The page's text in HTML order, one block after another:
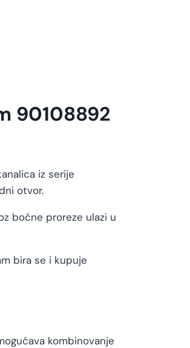
90108892
iz serije
otvor.
bočne proreze ulazi u
bira se i kupuje
kombinovanje